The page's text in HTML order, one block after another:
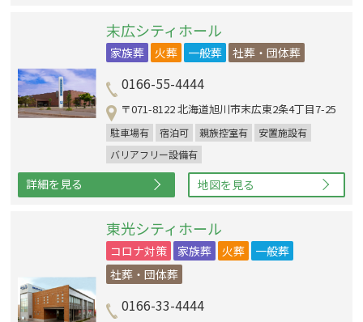
末広シティホール
家族葬 火葬 一般葬 社葬・団体葬
0166-55-4444
〒071-8122 北海道旭川市末広東2条4丁目7-25
駐車場有 宿泊可 親族控室有
安置施設有
バリアフリー設備有
詳細を見る 地図を見る
東光シティホール
コロナ対策 家族葬 火葬
一般葬
社葬・団体葬
0166-33-4444